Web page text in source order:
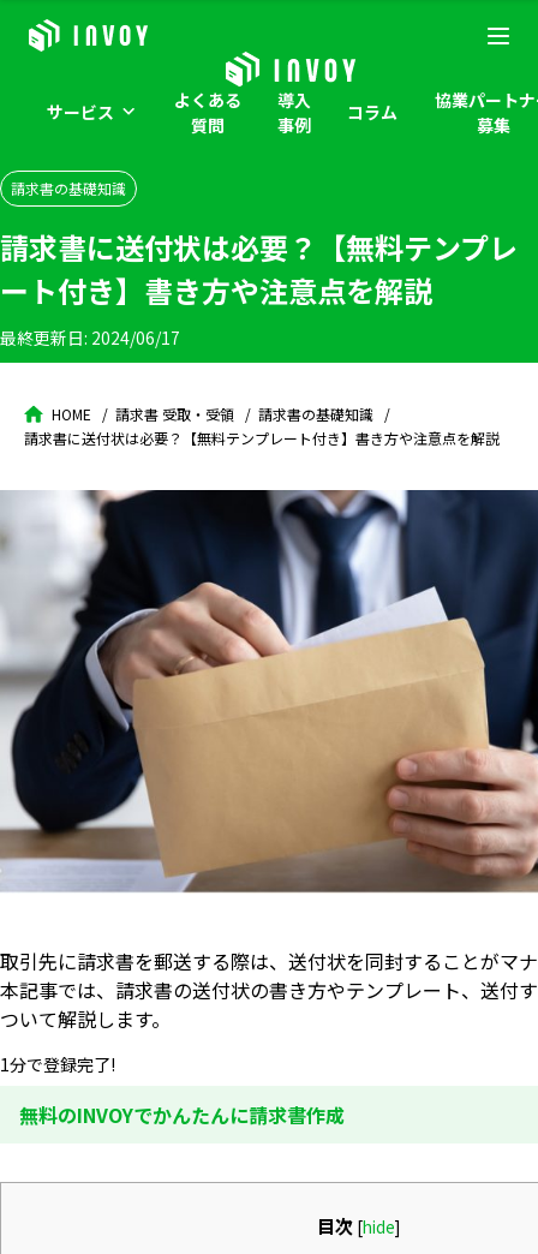
サービス
よくある
質問
導入
事例
コラム
協業パート
募集
請求書の基礎知識
請求書に送付状は必要？【無料テンプレ
ート付き】書き方や注意点を解説
最終更新日: 2024/06/17
HOME 請求書 受取・受領
請求書の基礎知識
請求書に送付状は必要？【無料テンプレート付き】書き方や注意点を解説
取引先に請求書を郵送する際は、送付状を同封することがマ
本記事では、請求書の送付状の書き方やテンプレート、送付
ついて解説します。
1分で登録完了!
無料のINVOYでかんたんに請求書作成
目次 [hide]